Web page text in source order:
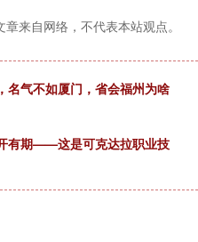
来自网络，不代表本站观点。
名气不如厦门，省会福州为啥
有期——这是可克达拉职业技